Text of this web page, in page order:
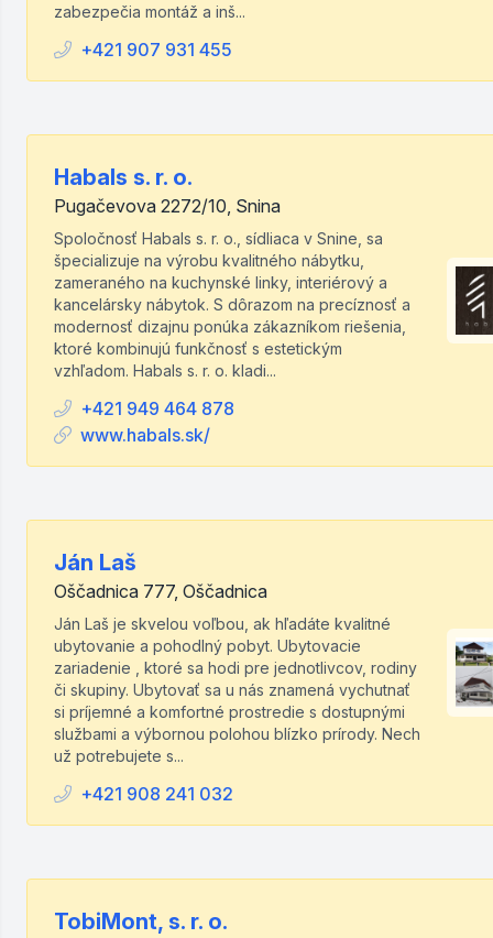
zabezpečia montáž a inš...
+421 907 931 455
Habals s. r. o.
Pugačevova 2272/10, Snina
Spoločnosť Habals s. r. o., sídliaca v Snine, sa
špecializuje na výrobu kvalitného nábytku,
zameraného na kuchynské linky, interiérový a
kancelársky nábytok. S dôrazom na precíznosť a
modernosť dizajnu ponúka zákazníkom riešenia,
ktoré kombinujú funkčnosť s estetickým
vzhľadom. Habals s. r. o. kladi...
+421 949 464 878
www.habals.sk/
Ján Laš
Oščadnica 777, Oščadnica
Ján Laš je skvelou voľbou, ak hľadáte kvalitné
ubytovanie a pohodlný pobyt. Ubytovacie
zariadenie , ktoré sa hodi pre jednotlivcov, rodiny
či skupiny. Ubytovať sa u nás znamená vychutnať
si príjemné a komfortné prostredie s dostupnými
službami a výbornou polohou blízko prírody. Nech
už potrebujete s...
+421 908 241 032
TobiMont, s. r. o.